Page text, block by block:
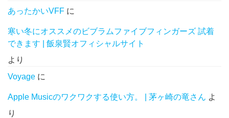
あったかいVFF に
寒い冬にオススメのビブラムファイブフィンガーズ 試着
できます | 飯泉賢オフィシャルサイト
より
Voyage に
Apple Musicのワクワクする使い方。 | 茅ヶ崎の竜さん よ
り